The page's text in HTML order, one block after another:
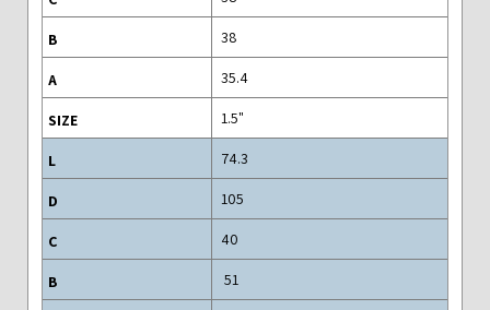
35.4
"1.5
74.3
105
51